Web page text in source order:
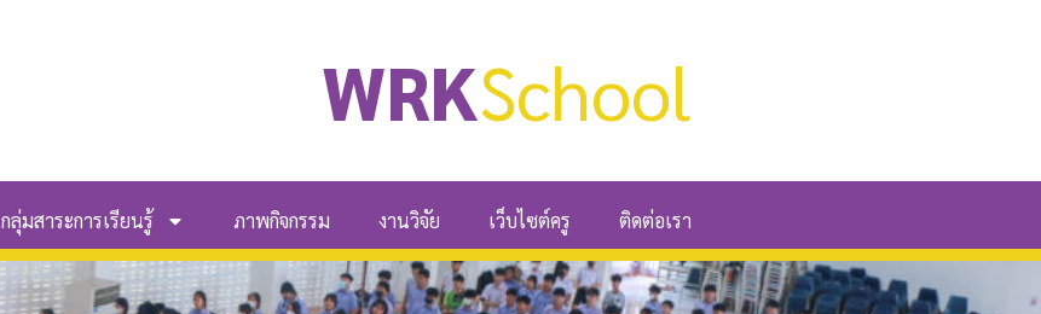
WRKSchool
กลุ่มสาระการเรียนรู้ ภาพกิจกรรม งานวิจัย เว็บไซต์ครู ติดต่อเรา